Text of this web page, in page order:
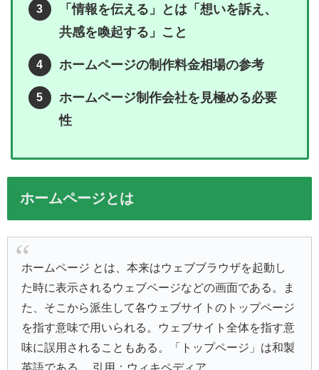
「情報を伝える」とは「想いを訴え、
共感を喚起する」こと
ホームページの制作料金相場の参考
ホームページ制作会社を見極める必要
性
ホームページとは
ホームページ とは、本来はウェブブラウザを起動し
た時に表示されるウェブページなどの画面である。ま
た、そこから派生して各ウェブサイトのトップページ
を指す意味で用いられる。ウェブサイト全体を指す意
味に誤用されることもある。「トップページ」は和製
英語である。 引用：ウィキペディア